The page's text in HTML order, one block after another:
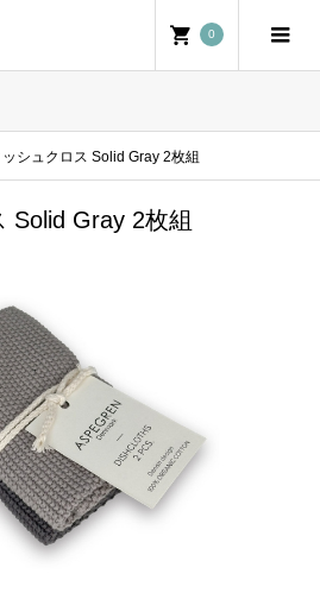
0
シュクロス Solid Gray 2枚組
Solid Gray 2枚組